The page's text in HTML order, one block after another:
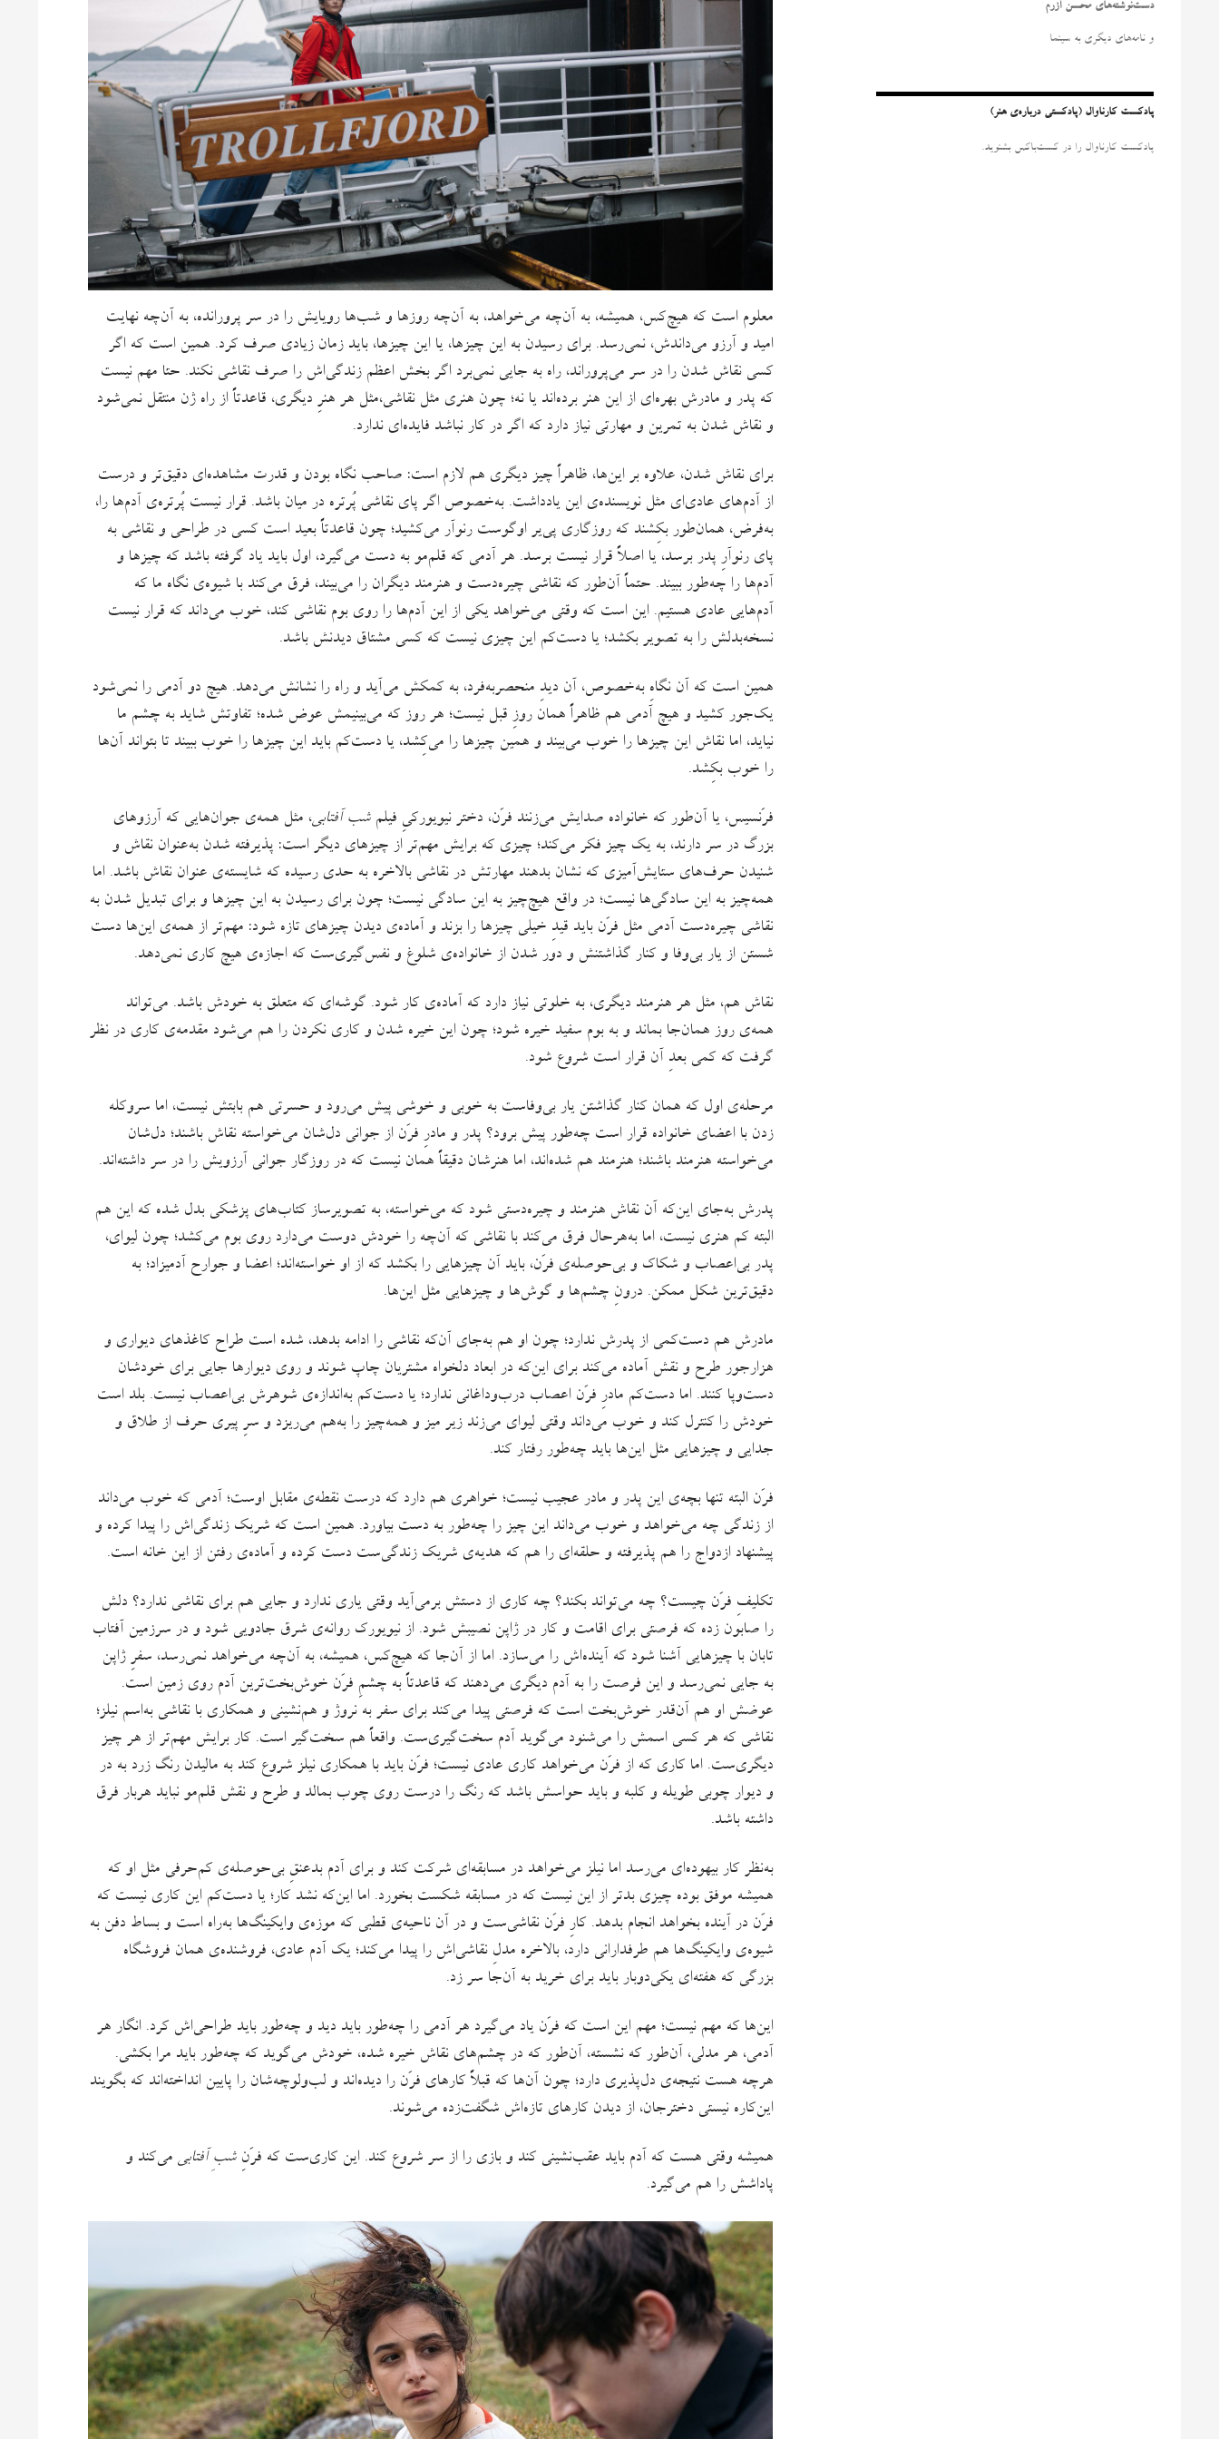
معلوم است که هیچ‌کس، همیشه، به آن‌چه می‌خواهد، به آن‌چه روزها و شب‌ها رویایش را در سر پرورانده، به آن‌چه نهایت
امید و آرزو می‌داندش، نمی‌رسد. برای رسیدن به این چیزها، یا این چیزها، باید زمان زیادی صرف کرد. همین است که اگر
کسی نقاش شدن را در سر می‌پروراند، راه به جایی نمی‌برد اگر بخش اعظم زندگی‌اش را صرف نقاشی نکند. حتا مهم نیست
که پدر و مادرش بهره‌ای از این هنر برده‌اند یا نه؛ چون هنری مثل نقاشی،‌مثل هر هنرِ دیگری، قاعدتاً از راه ژن منتقل نمی‌شود
و نقاش شدن به تمرین و مهارتی نیاز دارد که اگر در کار نباشد فایده‌ای ندارد.
برای نقاش شدن، علاوه بر این‌ها، ظاهراً چیز دیگری هم لازم است: صاحب نگاه بودن و قدرت مشاهده‌ای دقیق‌تر و درست
از آدم‌های عادی‌ای مثل نویسنده‌ی این یادداشت. به‌خصوص اگر پای نقاشی پُرتره در میان باشد. قرار نیست پُرتره‌ی آدم‌ها را،
به‌فرض، همان‌طور بکِشند که روزگاری پی‌یر اوگوست رنوآر می‌کشید؛ چون قاعدتاً بعید است کسی در طراحی و نقاشی به
پای رنوآرِ پدر برسد، یا اصلاً قرار نیست برسد. هر آدمی که قلم‌مو به دست می‌گیرد، اول باید یاد گرفته باشد که چیزها و
آدم‌ها را چه‌طور ببیند. حتماً آن‌طور که نقاشی چیره‌دست و هنرمند دیگران را می‌بیند، فرق می‌کند با شیوه‌ی نگاه ما که
آدم‌هایی عادی هستیم. این است که وقتی می‌خواهد یکی از این آدم‌ها را روی بوم نقاشی کند، خوب می‌داند که قرار نیست
نسخه‌بدلش را به تصویر بکشد؛ یا دست‌کم این چیزی نیست که کسی مشتاق دیدنش باشد.
همین است که آن نگاهِ به‌خصوص، آن دیدِ منحصربه‌فرد، به کمکش می‌آید و راه را نشانش می‌دهد. هیچ دو آدمی را نمی‌شود
یک‌جور کشید و هیچ آدمی هم ظاهراً همان روزِ قبل نیست؛ هر روز که می‌بینیمش عوض شده؛ تفاوتش شاید به چشم ما
نیاید، اما نقاش این چیزها را خوب می‌بیند و همین چیزها را می‌کِشد، یا دست‌کم باید این چیزها را خوب ببیند تا بتواند آن‌ها
را خوب بکِشد.
فرَنسیس، یا آن‌طور که خانواده صدایش می‌زنند فرَن، دختر نیویورکیِ فیلمشب آفتابی، مثل همه‌ی جوان‌هایی که آرزوهای
بزرگ در سر دارند، به یک چیز فکر می‌کند؛ چیزی که برایش مهم‌تر از چیزهای دیگر است: پذیرفته شدن به‌عنوان نقاش و
شنیدن حرف‌های ستایش‌آمیزی که نشان بدهند مهارتش در نقاشی بالاخره به حدی رسیده که شایسته‌ی عنوان نقاش باشد. اما
همه‌چیز به این سادگی‌ها نیست؛‌ در واقع هیچ‌چیز به این سادگی نیست؛ چون برای رسیدن به این چیزها و برای تبدیل شدن به
نقاشی چیره‌دست آدمی مثل فرَن باید قیدِ خیلی چیزها را بزند و آماده‌ی دیدن چیزهای تازه شود: مهم‌تر از همه‌ی این‌ها دست
شستن از یار بی‌وفا و کنار گذاشتنش و دور شدن از خانواده‌ی شلوغ و نفس‌گیری‌ست که اجازه‌ی هیچ‌ کاری نمی‌دهد.
نقاش هم، مثل هر هنرمند دیگری، به خلوتی نیاز دارد که آماده‌ی کار شود. گوشه‌ای که متعلق به خودش باشد. می‌تواند
همه‌ی روز همان‌جا بماند و به بوم سفید خیره شود؛ چون این خیره شدن و کاری نکردن را هم می‌شود مقدمه‌ی کاری در نظر
گرفت که کمی بعدِ آن قرار است شروع شود.
مرحله‌ی اول که همان کنار گذاشتن یار بی‌وفاست به‌ خوبی و خوشی پیش می‌رود و حسرتی هم بابتش نیست، اما سروکله
زدن با اعضای خانواده قرار است چه‌طور پیش برود؟ پدر و مادرِ فرَن از جوانی دل‌شان می‌خواسته نقاش باشند؛ دل‌شان
می‌خواسته هنرمند باشند؛ هنرمند هم شده‌اند، اما هنرشان دقیقاً همان نیست که در روزگار جوانی آرزویش را در سر داشته‌اند.
پدرش به‌جای این‌که آن نقاش هنرمند و چیره‌دستی شود که می‌خواسته، به تصویرساز کتاب‌های پزشکی بدل شده که این هم
البته کم‌ هنری نیست، اما به‌هرحال فرق می‌کند با نقاشی که آن‌چه را خودش دوست می‌دارد روی بوم می‌کشد؛ چون لیوای،
پدر بی‌اعصاب و شکاک و بی‌حوصله‌ی فرَن، باید آن چیزهایی را بکشد که از او خواسته‌اند؛ اعضا و جوارح آدمیزاد؛ به
دقیق‌ترین شکل ممکن. درونِ چشم‌ها و گوش‌ها و چیزهایی مثل این‌ها.
مادرش هم دست‌کمی از پدرش ندارد؛ چون او هم به‌جای آن‌که نقاشی را ادامه بدهد، شده است طراح کاغذهای دیواری و
هزارجور طرح و نقش آماده می‌کند برای این‌که در ابعاد دلخواه مشتریان چاپ شوند و روی دیوارها جایی برای خودشان
دست‌وپا کنند. اما دست‌کم مادرِ فرَن اعصاب درب‌وداغانی ندارد؛ یا دست‌کم به‌اندازه‌ی شوهرش بی‌اعصاب نیست. بلد است
خودش را کنترل کند و خوب می‌داند وقتی لیوای می‌زند زیر میز و همه‌چیز را به‌هم می‌ریزد و سرِ پیری حرف از طلاق و
جدایی و چیزهایی مثل این‌ها باید چه‌طور رفتار کند.
فرَن البته تنها بچه‌ی این پدر و مادر عجیب نیست؛ خواهری هم دارد که درست نقطه‌ی مقابل اوست؛ آدمی که خوب می‌داند
از زندگی چه می‌خواهد و خوب می‌داند این چیز را چه‌طور به دست بیاورد. همین است که شریک زندگی‌اش را پیدا کرده و
پیشنهاد ازدواج را هم پذیرفته و حلقه‌ای را هم که هدیه‌ی شریک زندگی‌ست دست کرده و آماده‌ی رفتن از این خانه است.
تکلیفِ فرَن چیست؟ چه می‌تواند بکند؟ چه کاری از دستش برمی‌آید وقتی یاری ندارد و جایی هم برای نقاشی ندارد؟ دلش
را صابون زده که فرصتی برای اقامت و کار در ژاپن نصیبش شود. از نیویورک روانه‌ی شرق جادویی شود و در سرزمین آفتاب
تابان با چیزهایی آشنا شود که آینده‌اش را می‌سازد. اما از آن‌جا که هیچ‌کس، همیشه، به آن‌چه می‌خواهد نمی‌رسد،‌ سفرِ ژاپن
به جایی نمی‌رسد و این فرصت را به آدم دیگری می‌دهند که قاعدتاً به چشمِ فرَن خوش‌بخت‌ترین آدم روی زمین است.
عوضش او هم آن‌قدر خوش‌بخت است که فرصتی پیدا می‌کند برای سفر به نروژ و هم‌نشینی و همکاری با نقاشی به‌اسم نیلز؛
نقاشی که هر کسی اسمش را می‌شنود می‌گوید آدم سخت‌گیری‌ست. واقعاً هم سخت‌گیر است. کار برایش مهم‌تر از هر چیز
دیگری‌ست. اما کاری که از فرَن می‌خواهد کاری عادی نیست؛ فرَن باید با همکاری نیلز شروع کند به مالیدن رنگ زرد به در
و دیوار چوبی طویله و کلبه و باید حواسش باشد که رنگ را درست روی چوب بمالد و طرح و نقش قلم‌مو نباید هربار فرق
داشته باشد.
به‌نظر کار بیهوده‌ای می‌رسد اما نیلز می‌خواهد در مسابقه‌‌ای شرکت کند و برای آدم بدعنقِ بی‌حوصله‌‌ی کم‌حرفی مثل او که
همیشه موفق بوده چیزی بدتر از این نیست که در مسابقه شکست بخورد. اما این‌که نشد کار؛ یا دست‌کم این کاری‌ نیست که
فرَن در آینده بخواهد انجام بدهد. کارِ فرَن نقاشی‌ست و در آن ناحیه‌ی قطبی که موزه‌ی وایکینگ‌ها به‌راه است و بساط دفن به
شیوه‌ی وایکینگ‌ها هم طرفدارانی دارد، بالاخره مدلِ نقاشی‌اش را پیدا می‌کند؛ یک آدم عادی، فروشنده‌ی همان فروشگاه
بزرگی که هفته‌ای یکی‌دوبار باید برای خرید به آن‌جا سر زد.
این‌ها که مهم نیست؛ مهم این است که فرَن یاد می‌گیرد هر آدمی را چه‌طور باید دید و چه‌طور باید طراحی‌اش کرد. انگار هر
آدمی، هر مدلی، آن‌طور که نشسته، آن‌طور که در چشم‌های نقاش خیره شده، خودش می‌گوید که چه‌طور باید مرا بکشی.
هرچه هست نتیجه‌ی دل‌پذیری دارد؛ چون آن‌ها که قبلاً کارهای فرَن را دیده‌اند و لب‌ولوچه‌شان را پایین انداخته‌اند که بگویند
این‌کاره‌ نیستی دخترجان، از دیدن کارهای تازه‌اش شگفت‌زده می‌شوند.
همیشه وقتی هست که آدم باید عقب‌نشینی کند و بازی را از سر شروع کند. این کاری‌ست که فرَنِشبِ آفتابی می‌کند و
پاداشش را هم می‌گیرد.
و
ر
دست‌نوشته‌های محسن آزرم
و نامه‌‌های دیگری به سینما
پادکست کارناوال (پادکستی درباره‌ی هنر)
پادکست کارناوال را در کست‌باکس بشنوید.